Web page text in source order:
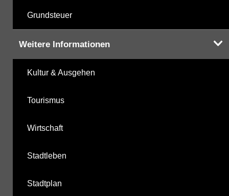
Grundsteuer
Weitere Informationen
Kultur & Ausgehen
Tourismus
Wirtschaft
Stadtleben
Stadtplan